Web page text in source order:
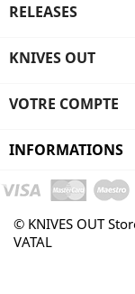
RELEASES
KNIVES OUT
VOTRE COMPTE
INFORMATIONS
© KNIVES OUT
VATAL